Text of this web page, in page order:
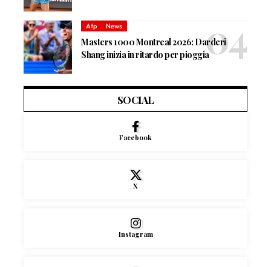
Atp News
Masters 1000 Montreal 2026: Darderi
Shang inizia in ritardo per pioggia
SOCIAL
Facebook
X
Instagram